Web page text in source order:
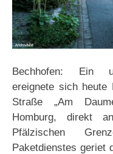
Bechhofen: Ein
ereignete sich heute
Straße „Am
Homburg, direkt
Pfälzischen
Paketdienstes geriet